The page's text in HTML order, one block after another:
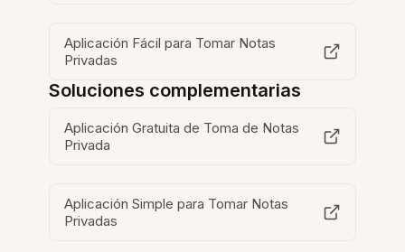
Aplicación Fácil para Tomar Notas
Privadas
Soluciones complementarias
Aplicación Gratuita de Toma de Notas
Privada
Aplicación Simple para Tomar Notas
Privadas